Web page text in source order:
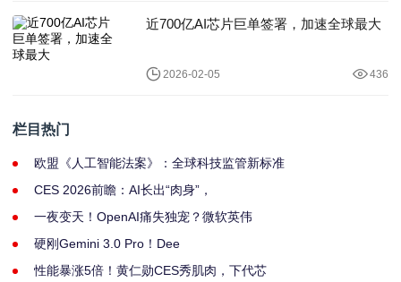
近700亿AI芯片巨单签署，加速全球最大
2026-02-05 436
栏目热门
欧盟《人工智能法案》：全球科技监管新标准
CES 2026前瞻：AI长出“肉身”，
一夜变天！OpenAI痛失独宠？微软英伟
硬刚Gemini 3.0 Pro！Dee
性能暴涨5倍！黄仁勋CES秀肌肉，下代芯